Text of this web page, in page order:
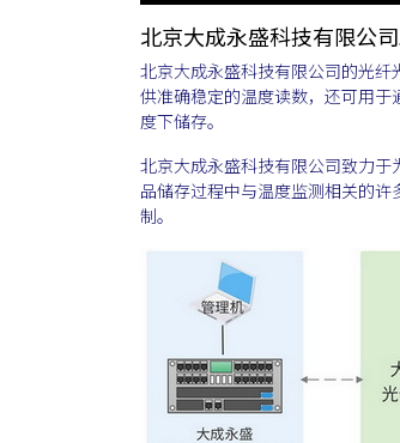
北京大成永盛科技有限公
北京大成永盛科技有限公司的光
供准确稳定的温度读数，还可用
度下储存。
北京大成永盛科技有限公司致力
品储存过程中与温度监测相关的
制。